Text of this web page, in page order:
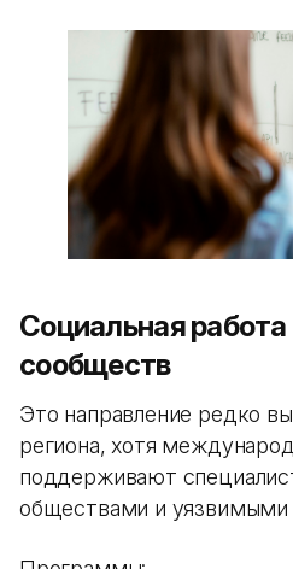
Социальная работа
сообществ
Это направление редко
региона, хотя
поддерживают
обществами и уязвимыми